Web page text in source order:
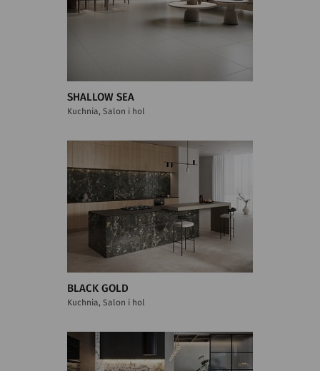
SHALLOW SEA
Kuchnia, Salon i hol
BLACK GOLD
Kuchnia, Salon i hol